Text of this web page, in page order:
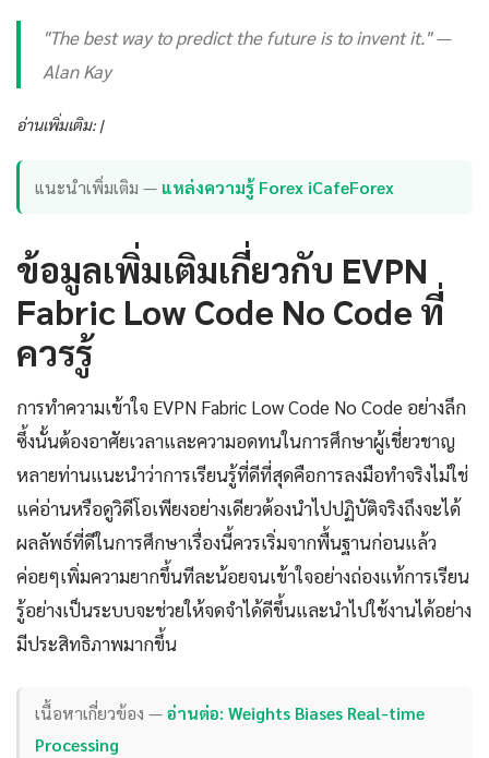
"The best way to predict the future is to invent it." —
Alan Kay
อ่านเพิ่มเติม: |
แนะนำเพิ่มเติม — แหล่งความรู้ Forex iCafeForex
ข้อมูลเพิ่มเติมเกี่ยวกับ EVPN
Fabric Low Code No Code ที่
ควรรู้
การทำความเข้าใจ EVPN Fabric Low Code No Code อย่างลึก
ซึ้งนั้นต้องอาศัยเวลาและความอดทนในการศึกษาผู้เชี่ยวชาญ
หลายท่านแนะนำว่าการเรียนรู้ที่ดีที่สุดคือการลงมือทำจริงไม่ใช่
แค่อ่านหรือดูวิดีโอเพียงอย่างเดียวต้องนำไปปฏิบัติจริงถึงจะได้
ผลลัพธ์ที่ดีในการศึกษาเรื่องนี้ควรเริ่มจากพื้นฐานก่อนแล้ว
ค่อยๆเพิ่มความยากขึ้นทีละน้อยจนเข้าใจอย่างถ่องแท้การเรียน
รู้อย่างเป็นระบบจะช่วยให้จดจำได้ดีขึ้นและนำไปใช้งานได้อย่าง
มีประสิทธิภาพมากขึ้น
เนื้อหาเกี่ยวข้อง —อ่านต่อ: Weights Biases Real-time
Processing